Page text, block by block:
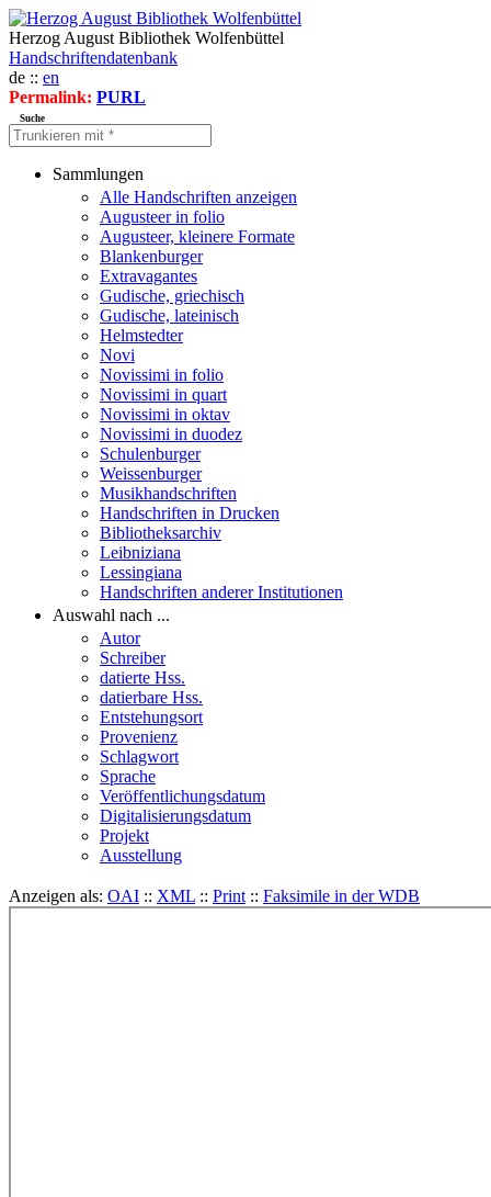
Herzog August Bibliothek Wolfenbüttel
Handschriftendatenbank
de :: en
Permalink: PURL
Suche
Sammlungen
Alle Handschriften anzeigen
Augusteer in folio
Augusteer, kleinere Formate
Blankenburger
Extravagantes
Gudische, griechisch
Gudische, lateinisch
Helmstedter
Novi
Novissimi in folio
Novissimi in quart
Novissimi in oktav
Novissimi in duodez
Schulenburger
Weissenburger
Musikhandschriften
Handschriften in Drucken
Bibliotheksarchiv
Leibniziana
Lessingiana
Handschriften anderer Institutionen
Auswahl nach ...
Autor
Schreiber
datierte Hss.
datierbare Hss.
Entstehungsort
Provenienz
Schlagwort
Sprache
Veröffentlichungsdatum
Digitalisierungsdatum
Projekt
Ausstellung
Anzeigen als: OAI :: XML :: Print :: Faksimile in der WDB